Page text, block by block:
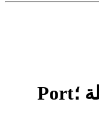
P7 Plume Plus مشكلة ؛Port